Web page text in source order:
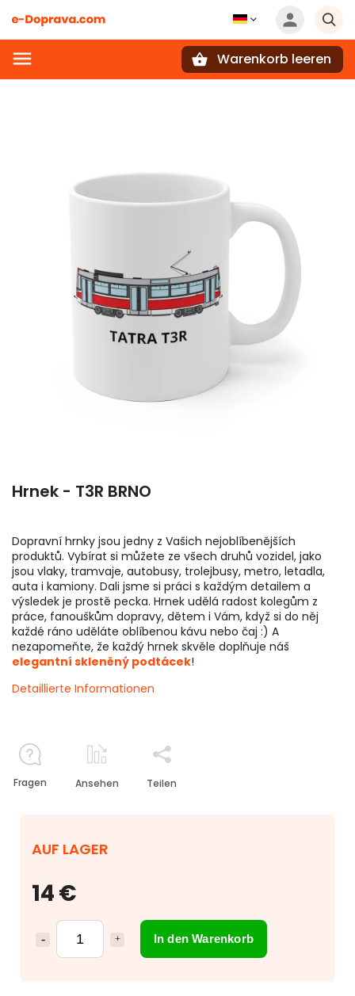
Warenkorb leeren
Hrnek - T3R BRNO
14 €
In den Warenkorb
AUF LAGER
Dopravní hrnky jsou jedny z Vašich nejoblíbenějších
produktů. Vybírat si můžete ze všech druhů vozidel, jako
jsou vlaky, tramvaje, autobusy, trolejbusy, metro, letadla,
auta i kamiony. Dali jsme si práci s každým detailem a
výsledek je prostě pecka. Hrnek udělá radost kolegům z
práce, fanouškům dopravy, dětem i Vám, když si do něj
každé ráno uděláte oblíbenou kávu nebo čaj :) A
nezapomeňte, že každý hrnek skvěle doplňuje náš
elegantní skleněný podtácek!
Detaillierte Informationen
Fragen Ansehen Teilen